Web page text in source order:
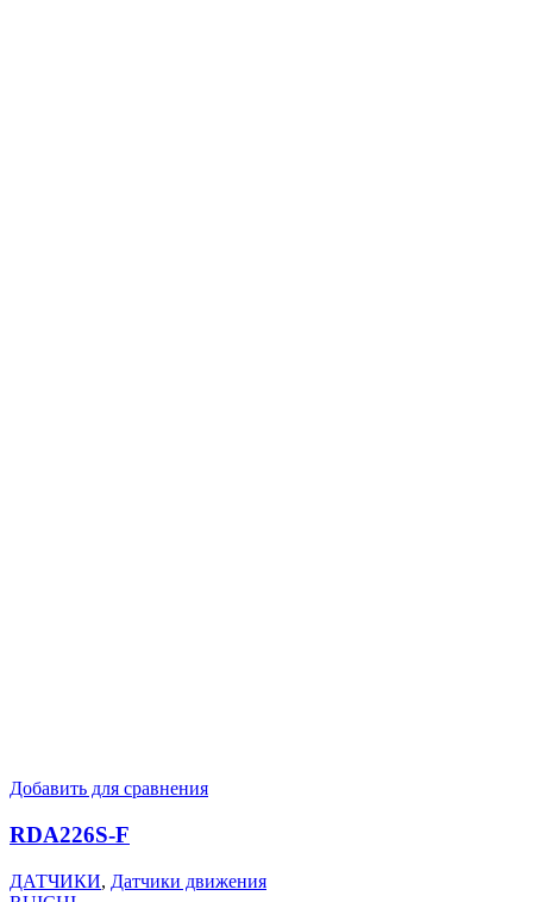
Добавить для сравнения
RDA226S-F
ДАТЧИКИ, Датчики движения